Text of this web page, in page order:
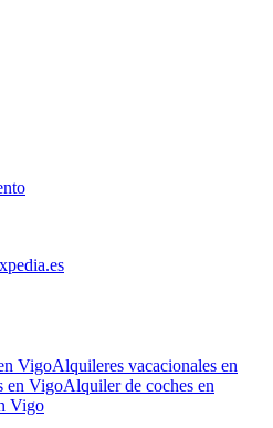
VigoAlquileres vacacionales en
en VigoAlquiler de coches en
Vigo